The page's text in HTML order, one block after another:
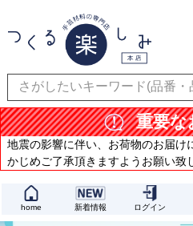
重要な
地震の影響に伴い、お荷物のお届け
かじめご了承頂きますようお願い
home 新着情報 ログイン